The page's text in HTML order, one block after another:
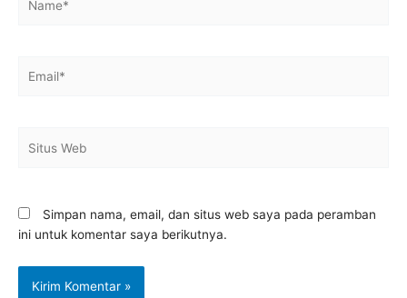
Web
Simpan nama, email, dan situs web saya pada peramban
ini untuk komentar saya berikutnya.